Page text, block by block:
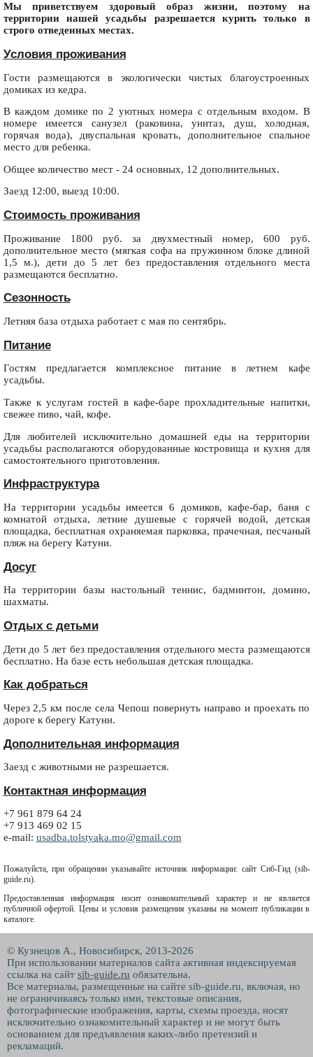
Мы приветствуем здоровый образ жизни, поэтому на
территории нашей усадьбы разрешается курить только в
строго отведенных местах.
Условия проживания
Гости размещаются в экологически чистых благоустроенных
домиках из кедра.
В каждом домике по 2 уютных номера с отдельным входом. В
номере имеется санузел (раковина, унитаз, душ, холодная,
горячая вода), двуспальная кровать, дополнительное спальное
место для ребенка.
Общее количество мест - 24 основных, 12 дополнительных.
Заезд 12:00, выезд 10:00.
Стоимость проживания
Проживание 1800 руб. за двухместный номер, 600 руб.
дополнительное место (мягкая софа на пружинном блоке длиной
1,5 м.), дети до 5 лет без предоставления отдельного места
размещаются бесплатно.
Сезонность
Летняя база отдыха работает с мая по сентябрь.
Питание
Гостям предлагается комплексное питание в летнем кафе
усадьбы.
Также к услугам гостей в кафе-баре прохладительные напитки,
свежее пиво, чай, кофе.
Для любителей исключительно домашней еды на территории
усадьбы располагаются оборудованные костровища и кухня для
самостоятельного приготовления.
Инфраструктура
На территории усадьбы имеется 6 домиков, кафе-бар, баня с
комнатой отдыха, летние душевые с горячей водой, детская
площадка, бесплатная охраняемая парковка, прачечная, песчаный
пляж на берегу Катуни.
Досуг
На территории базы настольный теннис, бадминтон, домино,
шахматы.
Отдых с детьми
Дети до 5 лет без предоставления отдельного места размещаются
бесплатно. На базе есть небольшая детская площадка.
Как добраться
Через 2,5 км после села Чепош повернуть направо и проехать по
дороге к берегу Катуни.
Дополнительная информация
Заезд с животными не разрешается.
Контактная информация
+7 961 879 64 24
+7 913 469 02 15
e-mail: usadba.tolstyaka.mo@gmail.com
Пожалуйста, при обращении указывайте источник информации: сайт Сиб-Гид (sib-
guide.ru).
Предоставленная информация носит ознакомительный характер и не является
публичной офертой. Цены и условия размещения указаны на момент публикации в
каталоге.
© Кузнецов А., Новосибирск, 2013-2026
При использовании материалов сайта активная индексируемая
ссылка на сайт sib-guide.ru обязательна.
Все материалы, размещенные на сайте sib-guide.ru, включая, но
не ограничиваясь только ими, текстовые описания,
фотографические изображения, карты, схемы проезда, носят
исключительно ознакомительный характер и не могут быть
основанием для предъявления каких-либо претензий и
рекламаций.